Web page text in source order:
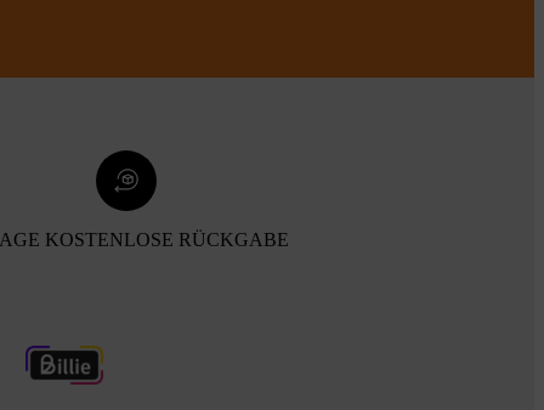
KOSTENLOSE RÜCKGABE